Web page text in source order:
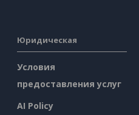
Юридическая
Условия
предоставления услуг
AI Policy